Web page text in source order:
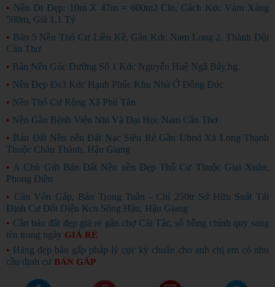
• Nền Dt Đẹp: 10m X 47m = 600m2 Cln, Cách Kdc Vàm Xáng
500m, Giá 1,1 Tỷ
• Bán 5 Nền Thổ Cư Liền Kề, Gần Kdc Nam Long 2, Thành Đội
Cần Thơ
• Bán Nền Góc Đường Số 1 Kdc Nguyễn Huệ Ngã Bảy,hg.
• Nền Đẹp Đs3 Kdc Hạnh Phúc Khu Nhà Ở Đông Đúc
• Nền Thổ Cư Rộng Xã Phú Tân
• Nền Gần Bệnh Viện Nhi Và Đại Học Nam Cần Thơ
• Bán Đất Nền nền Đất Nạc Siêu Rẻ Gần Ubnd Xã Long Thạnh
Thuộc Châu Thành, Hậu Giang
• A Chủ Gửi Bán Đất Nền nền Đẹp Thổ Cư Thuộc Giai Xuân,
Phong Điền
• Cần Vốn Gấp, Bán Trong Tuần - Chỉ 250tr Sở Hữu Suất Tái
Định Cư Đối Diện Kcn Sông Hậu, Hậu Giang
• Cần bán đất đẹp giá rẻ gần chợ Cái Tắc, sổ hồng chính quy sang
tên trong ngày GIÁ RẺ
• Hàng đẹp bán gấp pháp lý cực kỳ chuẩn cho anh chị em có nhu
cầu định cư BÁN GẤP